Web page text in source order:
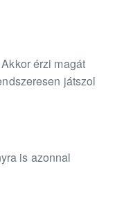
érzi magát
játszol
is azonnal